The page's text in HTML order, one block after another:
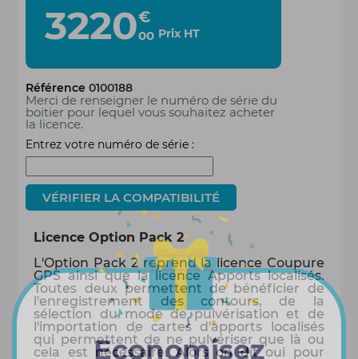
3220€
00 Prix HT
Référence 0100188
Merci de renseigner le numéro de série du
boitier pour lequel vous souhaitez acheter
la licence.
Entrez votre numéro de série :
Licence Option Pack 2
L'Option Pack 2 reprend la licence Coupure
GPS ainsi que la licence Apports localisés.
Toutes deux permettent de bénéficier de
l'enregistrement des contours, de la
sélection du mode de pulvérisation et de
l'importation de cartes d'apports localisés
qui permettent de ne pulvériser que là ou
cela est nécessaire. Alors on dit oui pour
Economisez